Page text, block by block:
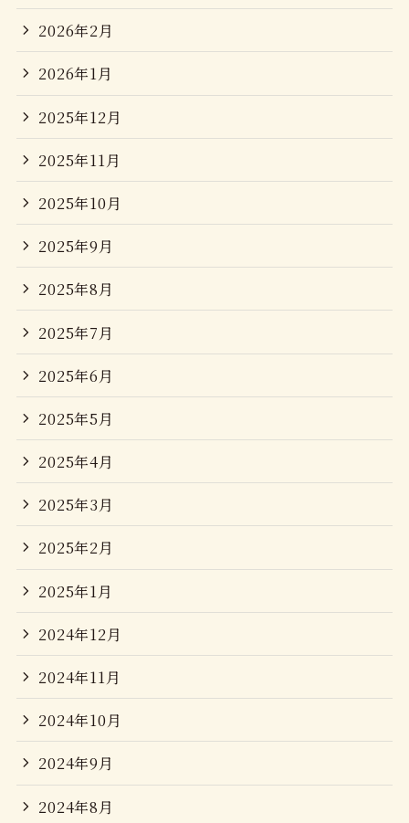
2026年2月
2026年1月
2025年12月
2025年11月
2025年10月
2025年9月
2025年8月
2025年7月
2025年6月
2025年5月
2025年4月
2025年3月
2025年2月
2025年1月
2024年12月
2024年11月
2024年10月
2024年9月
2024年8月